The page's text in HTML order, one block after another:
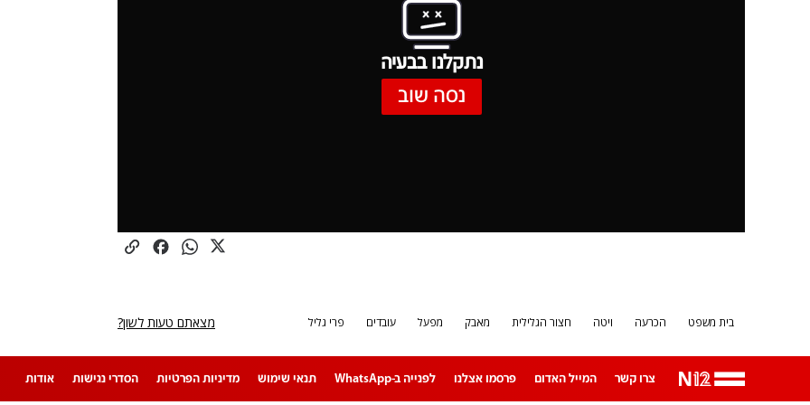
נתקלנו בבעיה
נסה שוב
בית משפט הכרעה ויטה חצור הגלילית מאבק מפעל עובדים פרי גליל מצאתם טעות לשון?
צרו קשר המייל האדום פרסמו אצלנו לפנייה ב-WhatsApp תנאי שימוש מדיניות הפרטיות הסדרי נגישות אודות